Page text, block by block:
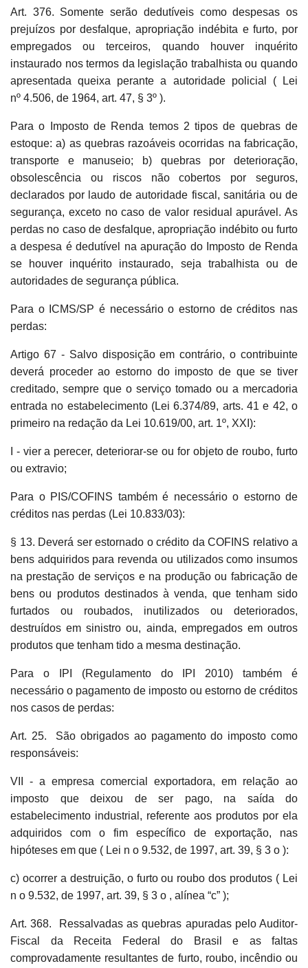
Art. 376. Somente serão dedutíveis como despesas os
prejuízos por desfalque, apropriação indébita e furto, por
empregados ou terceiros, quando houver inquérito
instaurado nos termos da legislação trabalhista ou quando
apresentada queixa perante a autoridade policial ( Lei
nº 4.506, de 1964, art. 47, § 3º ).
Para o Imposto de Renda temos 2 tipos de quebras de
estoque: a) as quebras razoáveis ocorridas na fabricação,
transporte e manuseio; b) quebras por deterioração,
obsolescência ou riscos não cobertos por seguros,
declarados por laudo de autoridade fiscal, sanitária ou de
segurança, exceto no caso de valor residual apurável. As
perdas no caso de desfalque, apropriação indébito ou furto
a despesa é dedutível na apuração do Imposto de Renda
se houver inquérito instaurado, seja trabalhista ou de
autoridades de segurança pública.
Para o ICMS/SP é necessário o estorno de créditos nas
perdas:
Artigo 67 - Salvo disposição em contrário, o contribuinte
deverá proceder ao estorno do imposto de que se tiver
creditado, sempre que o serviço tomado ou a mercadoria
entrada no estabelecimento (Lei 6.374/89, arts. 41 e 42, o
primeiro na redação da Lei 10.619/00, art. 1º, XXI):
I - vier a perecer, deteriorar-se ou for objeto de roubo, furto
ou extravio;
Para o PIS/COFINS também é necessário o estorno de
créditos nas perdas (Lei 10.833/03):
§ 13. Deverá ser estornado o crédito da COFINS relativo a
bens adquiridos para revenda ou utilizados como insumos
na prestação de serviços e na produção ou fabricação de
bens ou produtos destinados à venda, que tenham sido
furtados ou roubados, inutilizados ou deteriorados,
destruídos em sinistro ou, ainda, empregados em outros
produtos que tenham tido a mesma destinação.
Para o IPI (Regulamento do IPI 2010) também é
necessário o pagamento de imposto ou estorno de créditos
nos casos de perdas:
Art. 25. São obrigados ao pagamento do imposto como
responsáveis:
VII - a empresa comercial exportadora, em relação ao
imposto que deixou de ser pago, na saída do
estabelecimento industrial, referente aos produtos por ela
adquiridos com o fim específico de exportação, nas
hipóteses em que ( Lei n o 9.532, de 1997, art. 39, § 3 o ):
c) ocorrer a destruição, o furto ou roubo dos produtos ( Lei
n o 9.532, de 1997, art. 39, § 3 o , alínea “c” );
Art. 368. Ressalvadas as quebras apuradas pelo Auditor-
Fiscal da Receita Federal do Brasil e as faltas
comprovadamente resultantes de furto, roubo, incêndio ou